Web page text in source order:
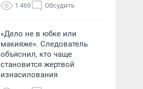
1 469 Обсудить
«Дело не в юбке или
макияже». Следователь
объяснил, кто чаще
становится жертвой
изнасилования